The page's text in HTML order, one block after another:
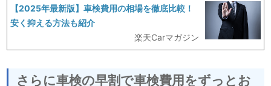
【2025年最新版】車検費用の相場を徹底比較！
安く抑える方法も紹介
楽天Carマガジン
さらに車検の早割で車検費用をずっとお